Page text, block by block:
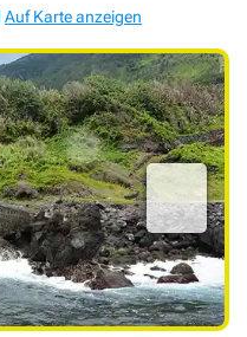
Auf Karte anzeigen